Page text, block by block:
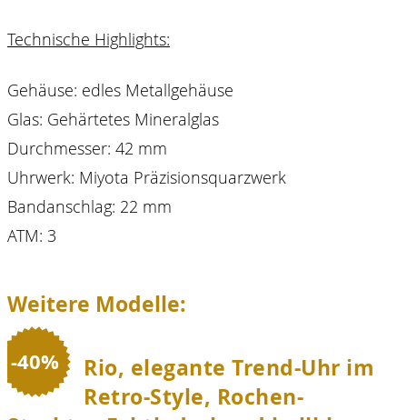
Technische Highlights:
Gehäuse: edles Metallgehäuse
Glas: Gehärtetes Mineralglas
Durchmesser: 42 mm
Uhrwerk: Miyota Präzisionsquarzwerk
Bandanschlag: 22 mm
ATM: 3
Weitere Modelle:
-40%
Rio, elegante Trend-Uhr im
Retro-Style, Rochen-